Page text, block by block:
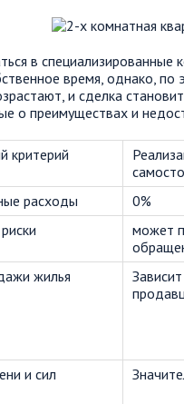
в
время, однако,
и сделка
о преимуществах и
критерий
расходы 0%
может
жилья
и сил